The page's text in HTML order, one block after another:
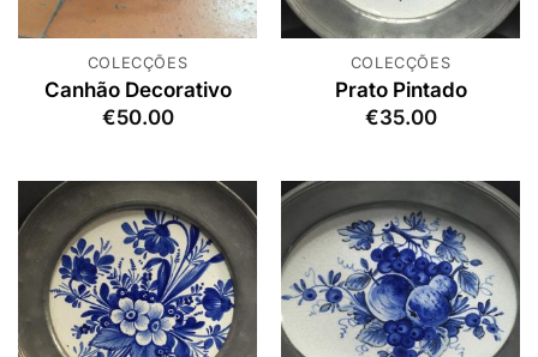
COLECÇÕES
Canhão Decorativo
€50.00
COLECÇÕES
Prato Pintado
€35.00